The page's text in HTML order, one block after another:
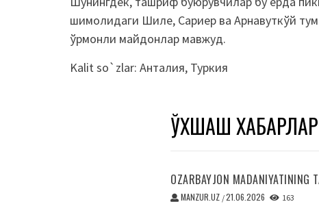
шимолидаги Шиле, Сариер ва Арнавуткўй
ўрмонли майдонлар мавжуд.
Kalit so`zlar: Анталия, Туркия
ЎХШАШ ХАБАРЛАР
OZARBAYJON MADANIYATINING
MANZUR.UZ /21.06.2026 163